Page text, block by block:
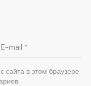
сайта в этом браузере